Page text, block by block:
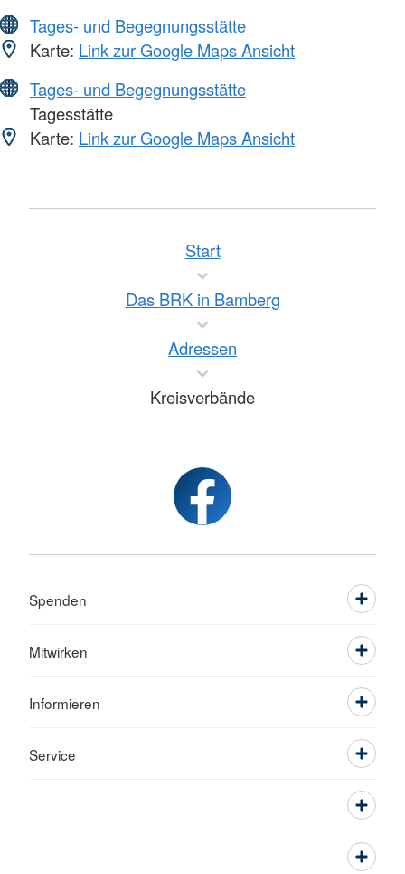
Tages- und Begegnungsstätte
Karte: Link zur Google Maps Ansicht
Tages- und Begegnungsstätte
Tagesstätte
Karte: Link zur Google Maps Ansicht
Start
Das BRK in Bamberg
Adressen
Kreisverbände
Spenden
Mitwirken
Informieren
Service